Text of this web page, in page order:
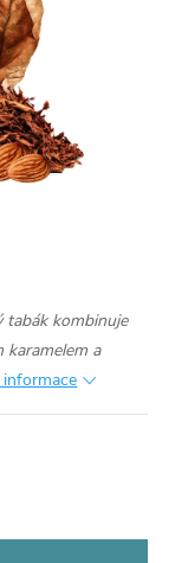
tabák kombinuje
a
informace